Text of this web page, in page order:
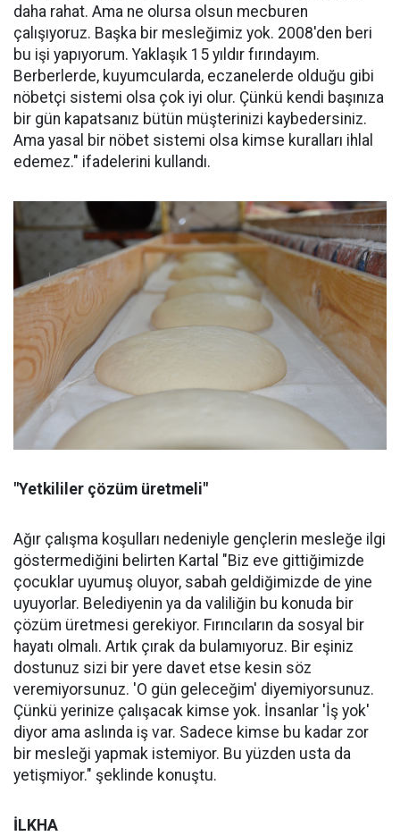
daha rahat. Ama ne olursa olsun mecburen
çalışıyoruz. Başka bir mesleğimiz yok. 2008'den beri
bu işi yapıyorum. Yaklaşık 15 yıldır fırındayım.
Berberlerde, kuyumcularda, eczanelerde olduğu gibi
nöbetçi sistemi olsa çok iyi olur. Çünkü kendi başınıza
bir gün kapatsanız bütün müşterinizi kaybedersiniz.
Ama yasal bir nöbet sistemi olsa kimse kuralları ihlal
edemez." ifadelerini kullandı.
"Yetkililer çözüm üretmeli"
Ağır çalışma koşulları nedeniyle gençlerin mesleğe ilgi
göstermediğini belirten Kartal "Biz eve gittiğimizde
çocuklar uyumuş oluyor, sabah geldiğimizde de yine
uyuyorlar. Belediyenin ya da valiliğin bu konuda bir
çözüm üretmesi gerekiyor. Fırıncıların da sosyal bir
hayatı olmalı. Artık çırak da bulamıyoruz. Bir eşiniz
dostunuz sizi bir yere davet etse kesin söz
veremiyorsunuz. 'O gün geleceğim' diyemiyorsunuz.
Çünkü yerinize çalışacak kimse yok. İnsanlar 'İş yok'
diyor ama aslında iş var. Sadece kimse bu kadar zor
bir mesleği yapmak istemiyor. Bu yüzden usta da
yetişmiyor." şeklinde konuştu.
İLKHA